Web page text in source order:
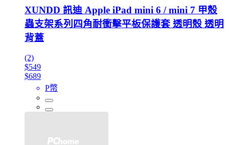
XUNDD 訊迪 Apple iPad mini 6 / mini 7 甲殼
蟲支架系列四角耐衝擊平板保護套 透明殼 透明
背蓋
(2)
$549
$689
P幣